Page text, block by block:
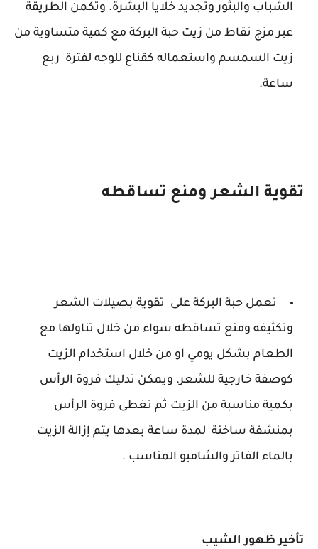
الشباب والبثور وتجديد خلايا البشرة. وتكمن الطريقة
عبر مزج نقاط من زيت حبة البركة مع كمية متساوية من
زيت السمسم واستعماله كقناع للوجه لفترة ربع
ساعة.
تقوية الشعر ومنع تساقطه
تعمل حبة البركة على تقوية بصيلات الشعر
وتكثيفه ومنع تساقطه سواء من خلال تناولها مع
الطعام بشكل يومي او من خلال استخدام الزيت
كوصفة خارجية للشعر. ويمكن تدليك فروة الرأس
بكمية مناسبة من الزيت ثم تغطى فروة الرأس
بمنشفة ساخنة لمدة ساعة بعدها يتم إزالة الزيت
بالماء الفاتر والشامبو المناسب .
تأخير ظهور الشيب